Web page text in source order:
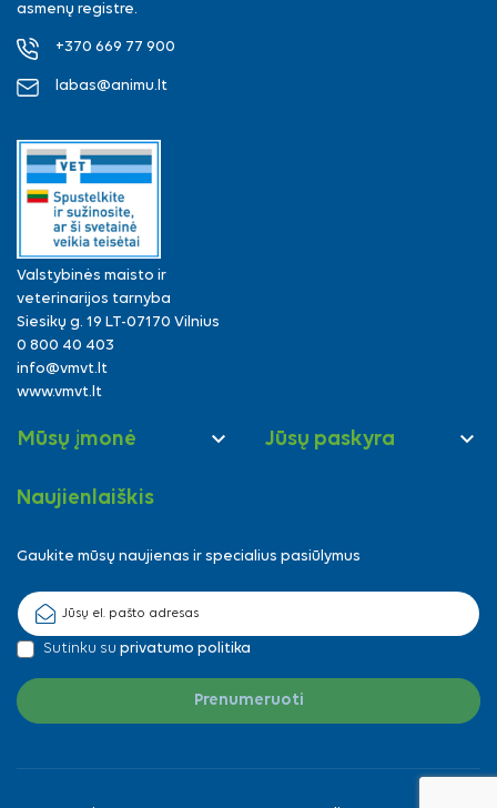
asmenų registre.
+370 669 77 900
labas@animu.lt
Valstybinės maisto ir
veterinarijos tarnyba
Siesikų g. 19 LT-07170 Vilnius
0 800 40 403
info@vmvt.lt
www.vmvt.lt
Mūsų įmonė  Jūsų paskyra 
Naujienlaiškis
Gaukite mūsų naujienas ir specialius pasiūlymus
Sutinku su privatumo politika